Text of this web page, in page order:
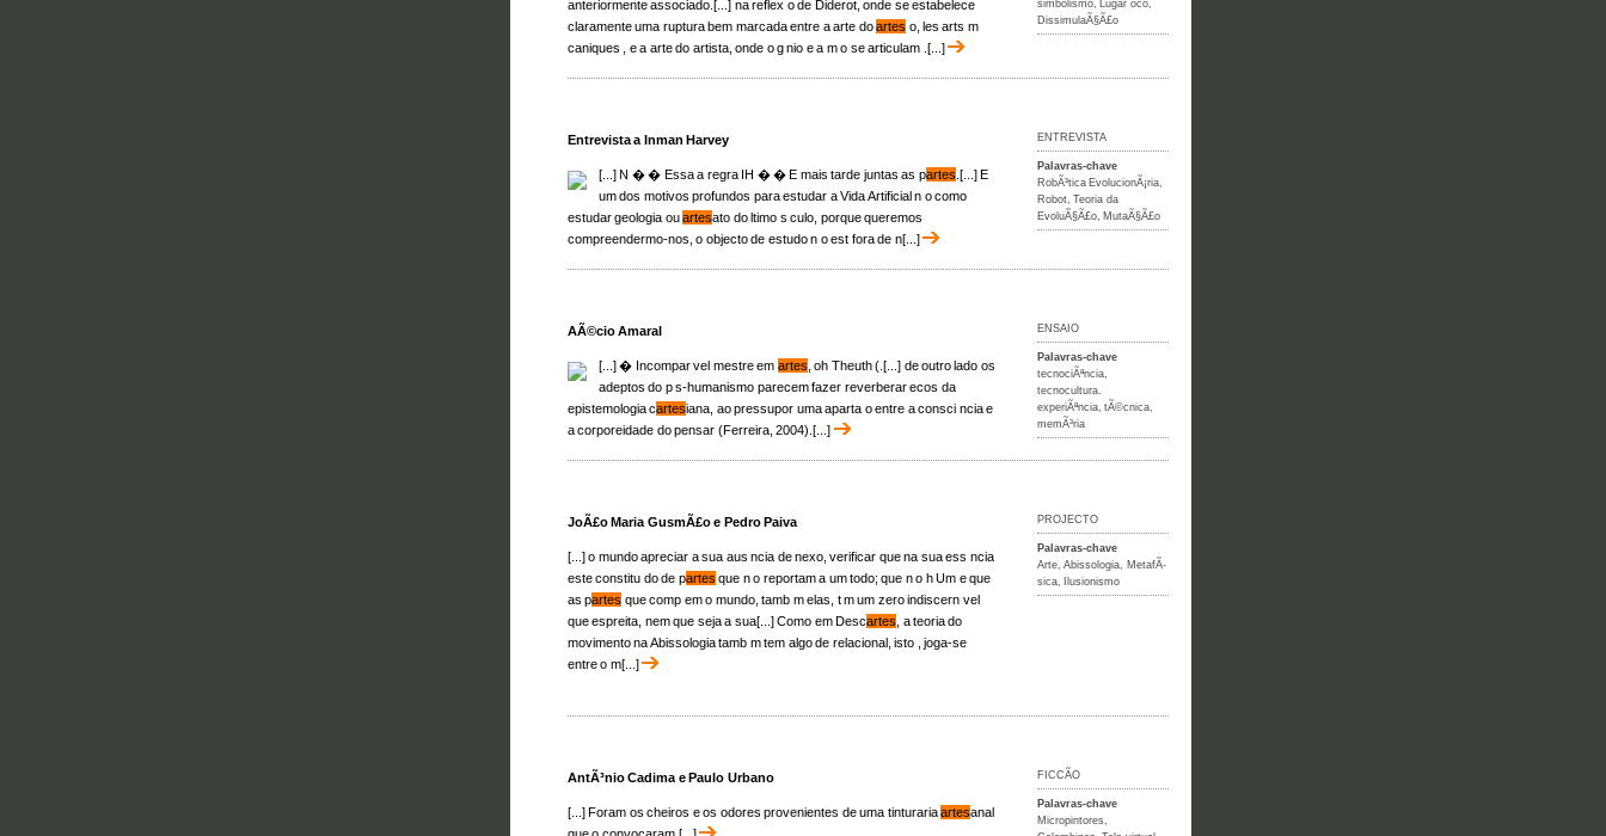
anteriormente associado.[...] na reflex o de Diderot, onde se estabelece
claramente uma ruptura bem marcada entre a arte doartes o, les arts m
caniques , e a arte do artista, onde o g nio e a m o se articulam .[...]
simbolismo
Lugar oco,
DissimulaÃ§Ã£o
Entrevista a Inman Harvey
[...] N � � Essa a regra IH � � E mais tarde juntas as partes .[...] E
um dos motivos profundos para estudar a Vida Artificial n o como
estudar geologia ouartesato do ltimo s culo, porque queremos
compreendermo-nos, o objecto de estudo n o est fora de n[...]
ENTREVISTA
Palavras-chave
RobÃ³tica EvolucionÃ¡ria
Robot ,Teoria da
EvoluÃ§Ã£o MutaÃ§Ã£o
AÃ©cio Amaral
[...] � Incompar vel mestre em artes , oh Theuth (.[...] de outro lado os
adeptos do p s-humanismo parecem fazer reverberar ecos da
epistemologia cartesiana, ao pressupor uma aparta o entre a consci ncia e
a corporeidade do pensar (Ferreira, 2004).[...]
ENSAIO
Palavras-chave
tecnociÃªncia
tecnocultura.
experiÃªncia ,tÃ©cnica
memÃ³ria
JoÃ£o Maria GusmÃ£o e Pedro Paiva
[...] o mundo apreciar a sua aus ncia de nexo, verificar que na sua ess ncia
este constitu do de partes que n o reportam a um todo; que n o h Um e que
as partes que comp em o mundo, tamb m elas, t m um zero indiscern vel
que espreita, nem que seja a sua[...] Como em Descartes , a teoria do
movimento na Abissologia tamb m tem algo de relacional, isto , joga-se
entre o m[...]
PROJECTO
Palavras-chave
Arte ,Abissologia
MetafÃ­
sica
Ilusionismo
AntÃ³nio Cadima e Paulo Urbano
[...] Foram os cheiros e os odores provenientes de uma tinturariaartesanal
FICCÃO
Palavras-chave
Micropintores